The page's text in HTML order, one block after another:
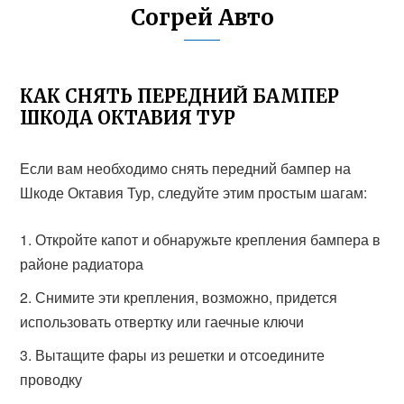
Согрей Авто
КАК СНЯТЬ ПЕРЕДНИЙ БАМПЕР
ШКОДА ОКТАВИЯ ТУР
Если вам необходимо снять передний бампер на
Шкоде Октавия Тур, следуйте этим простым шагам:
Откройте капот и обнаружьте крепления бампера в
районе радиатора
Снимите эти крепления, возможно, придется
использовать отвертку или гаечные ключи
Вытащите фары из решетки и отсоедините
проводку